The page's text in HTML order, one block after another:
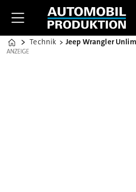
Home
Technik
ANZEIGE
ANZEIGE